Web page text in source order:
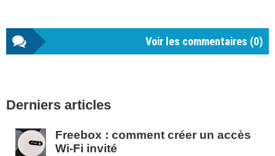
Voir les commentaires (0)
latérale
Derniers articles
Freebox : comment créer un accès
Wi-Fi invité